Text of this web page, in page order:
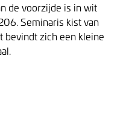
de voorzijde is in wit
Seminaris kist van
bevindt zich een kleine